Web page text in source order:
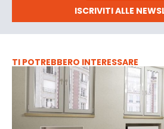
ISCRIVITI ALLE
TI POTREBBERO INTERESSARE